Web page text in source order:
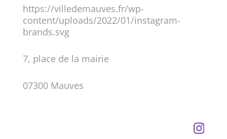
https://villedemauves.fr/wp-
content/uploads/2022/01/instagram-
brands.svg
7, place de la mairie
07300 Mauves